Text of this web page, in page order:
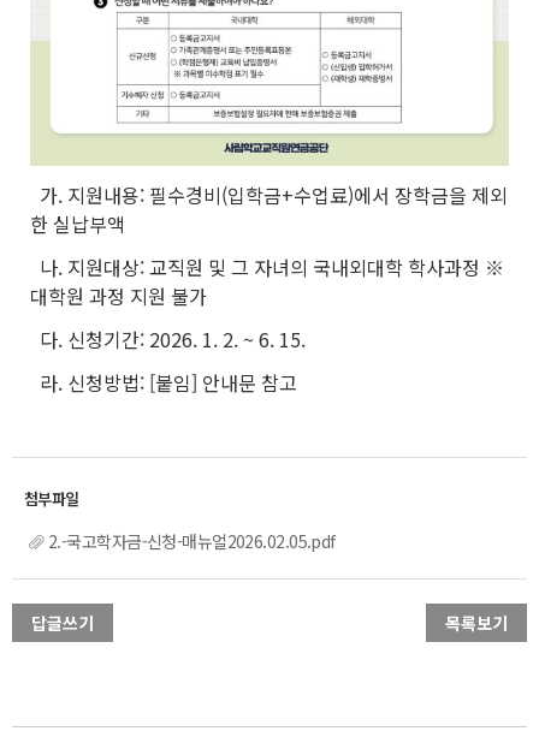
가. 지원내용: 필수경비(입학금+수업료)에서 장학금을 제외
한 실납부액
나. 지원대상: 교직원 및 그 자녀의 국내외대학 학사과정 ※
대학원 과정 지원 불가
다. 신청기간: 2026. 1. 2. ~ 6. 15.
라. 신청방법: [붙임] 안내문 참고
2.-국고학자금-신청-매뉴얼2026.02.05.pdf
답글쓰기 목록보기